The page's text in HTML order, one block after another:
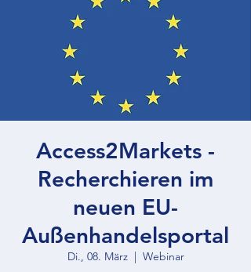
Access2Markets -
Recherchieren im
neuen EU-
Außenhandelsportal
Di., 08. März
  |
Webinar